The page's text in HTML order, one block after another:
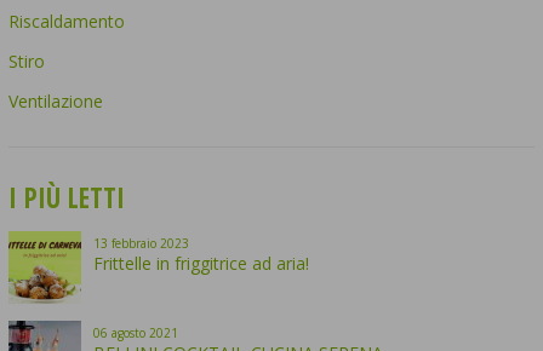
Riscaldamento
Stiro
Ventilazione
I PIÙ LETTI
13 febbraio 2023
Frittelle in friggitrice ad aria!
06 agosto 2021